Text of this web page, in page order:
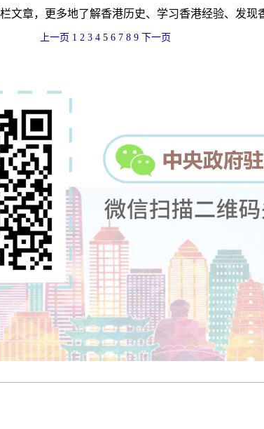
文章，更多地了解香港历史、学习香港经验、发现
上一页 1 2 3 4 5 6 7 8 9 下一页